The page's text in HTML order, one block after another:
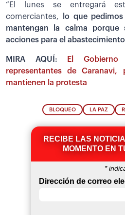
“El lunes se entregará
comerciantes, lo que
mantengan la calma porque
acciones para el abastecimiento
MIRA AQUÍ:
El
representantes de Caranavi,
mantienen la protesta
BLOQUEO LA PAZ
RECIBE LAS
MOMENTO EN
*
Dirección de correo